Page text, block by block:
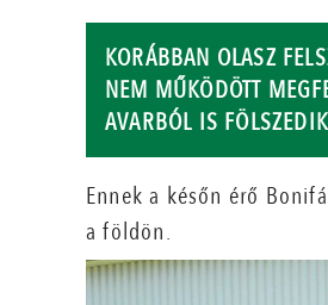
KORÁBBAN OLASZ
NEM MŰKÖDÖTT
AVARBÓL IS
Ennek a későn érő
a földön.